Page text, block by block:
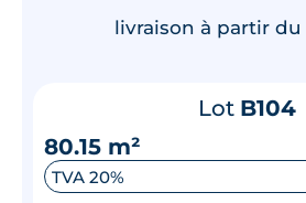
livraison à partir du
Lot B104
80.15 m²
TVA 20%